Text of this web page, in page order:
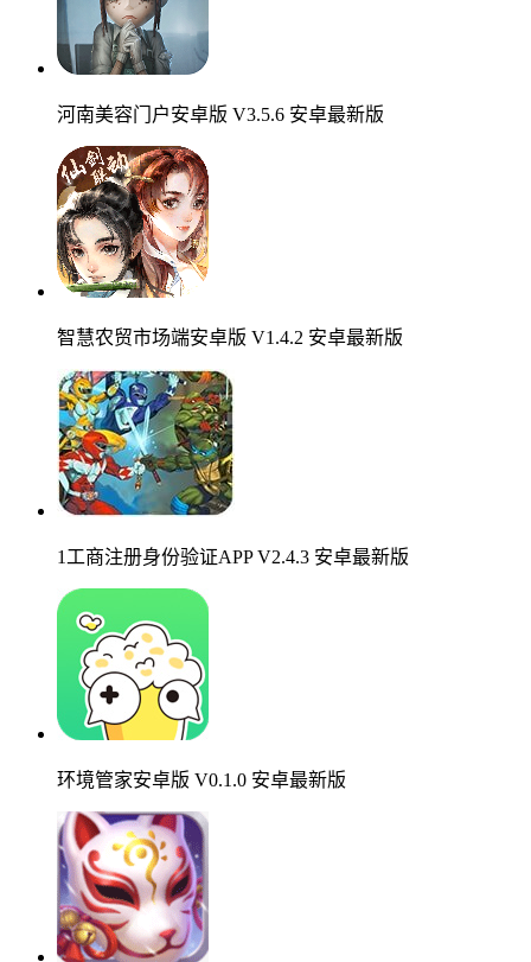
河南美容门户安卓版 V3.5.6 安卓最新版
智慧农贸市场端安卓版 V1.4.2 安卓最新版
1工商注册身份验证APP V2.4.3 安卓最新版
环境管家安卓版 V0.1.0 安卓最新版